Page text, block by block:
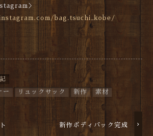
＞
bag.tsuchi_kobe/
ー リュックサック 新作 素材
新作ボディバック完成